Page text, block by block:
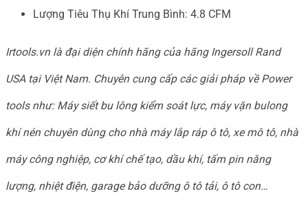
Lượng Tiêu Thụ Khí Trung Bình: 4.8 CFM
Irtools.vn là đại diện chính hãng của hãng Ingersoll Rand
USA tại Việt Nam. Chuyên cung cấp các giải pháp về Power
tools như: Máy siết bu lông kiểm soát lực, máy vặn bulong
khí nén chuyên dùng cho nhà máy lắp ráp ô tô, xe mô tô, nhà
máy công nghiệp, cơ khí chế tạo, dầu khí, tấm pin năng
lượng, nhiệt điện, garage bảo dưỡng ô tô tải, ô tô con…